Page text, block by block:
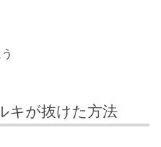
キが抜けた方法